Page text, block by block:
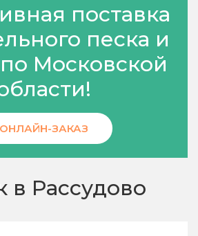
поставка
песка и
Московской
ОНЛАЙН-ЗАКАЗ
в Рассудово